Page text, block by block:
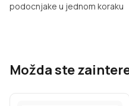
podocnjake u jednom koraku
Možda ste